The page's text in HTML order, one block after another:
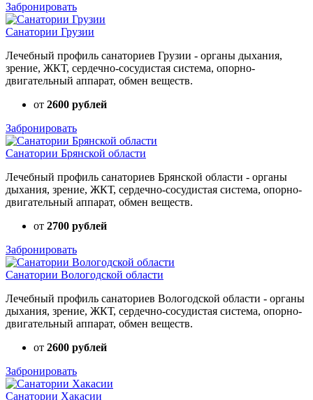
Забронировать
Санатории Грузии
Лечебный профиль санаториев Грузии - органы дыхания,
зрение, ЖКТ, сердечно-сосудистая система, опорно-
двигательный аппарат, обмен веществ.
от 2600 рублей
Забронировать
Санатории Брянской области
Лечебный профиль санаториев Брянской области - органы
дыхания, зрение, ЖКТ, сердечно-сосудистая система, опорно-
двигательный аппарат, обмен веществ.
от 2700 рублей
Забронировать
Санатории Вологодской области
Лечебный профиль санаториев Вологодской области - органы
дыхания, зрение, ЖКТ, сердечно-сосудистая система, опорно-
двигательный аппарат, обмен веществ.
от 2600 рублей
Забронировать
Санатории Хакасии